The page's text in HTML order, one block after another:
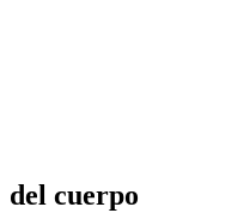
del cuerpo